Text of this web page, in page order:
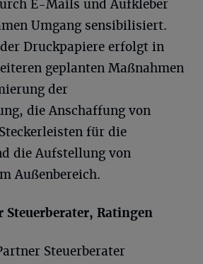
E-Mails und Aufkleber
Umgang sensibilisiert.
Druckpapiere erfolgt in
geplanten Maßnahmen
der
die Anschaffung von
für die
die Aufstellung von
Außenbereich.
Steuerberater, Ratingen
Steuerberater